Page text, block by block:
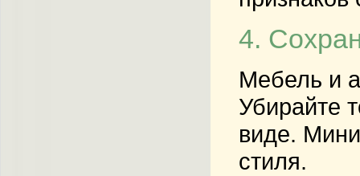
4.
Мебель и
Убирайте
виде.
стиля.